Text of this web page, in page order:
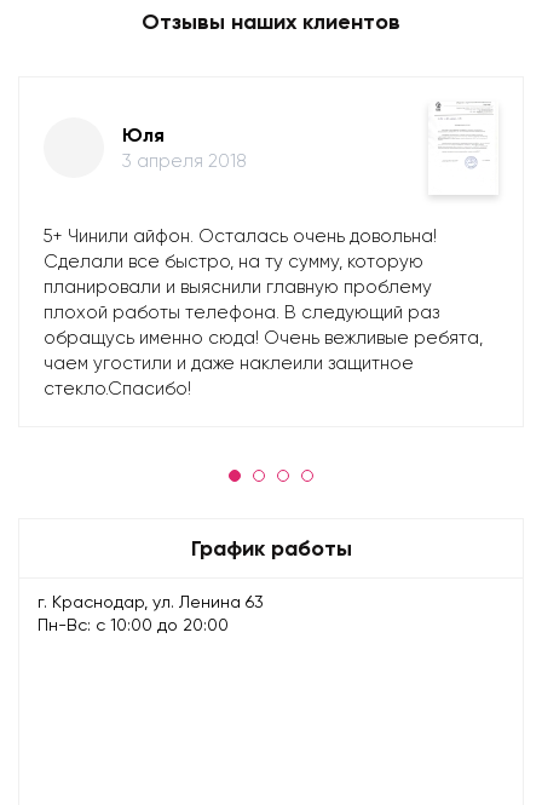
Отзывы наших клиентов
Юля
3 апреля 2018
5+ Чинили айфон. Осталась очень довольна!
Сделали все быстро, на ту сумму, которую
планировали и выяснили главную проблему
плохой работы телефона. В следующий раз
обращусь именно сюда! Очень вежливые ребята,
чаем угостили и даже наклеили защитное
стекло.Спасибо!
График работы
г. Краснодар, ул. Ленина 63
Пн-Вс: с 10:00 до 20:00